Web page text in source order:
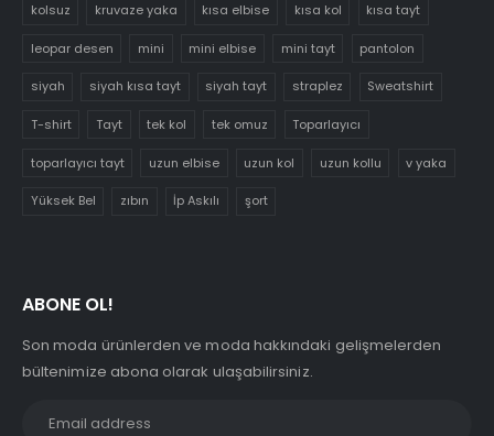
kolsuz kruvaze yaka kısa elbise kısa kol kısa tayt
leopar desen mini mini elbise mini tayt pantolon
siyah siyah kısa tayt siyah tayt straplez Sweatshirt
T-shirt Tayt tek kol tek omuz Toparlayıcı
toparlayıcı tayt uzun elbise uzun kol uzun kollu v yaka
Yüksek Bel zıbın İp Askılı şort
ABONE OL!
Son moda ürünlerden ve moda hakkındaki gelişmelerden
bültenimize abona olarak ulaşabilirsiniz.